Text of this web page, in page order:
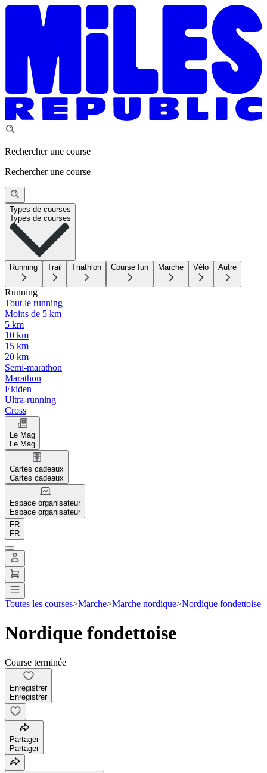
Rechercher une course
Rechercher une course
Types de courses
Types de courses
Running Trail Triathlon Course fun Marche Vélo Autre
Running
Tout le running
Moins de 5 km
5 km
10 km
15 km
20 km
Semi-marathon
Marathon
Ekiden
Ultra-running
Cross
Le Mag
Le Mag
Cartes cadeaux
Cartes cadeaux
Espace organisateur
Espace organisateur
FR
FR
Toutes les courses>Marche>Marche nordique>Nordique fondettoise
Nordique fondettoise
Course terminée
Enregistrer
Enregistrer
Partager
Partager